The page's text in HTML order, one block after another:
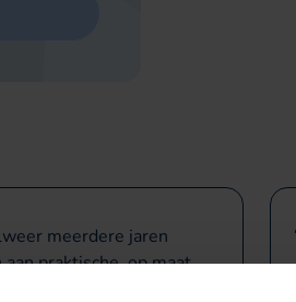
meerdere jaren
praktische, op maat